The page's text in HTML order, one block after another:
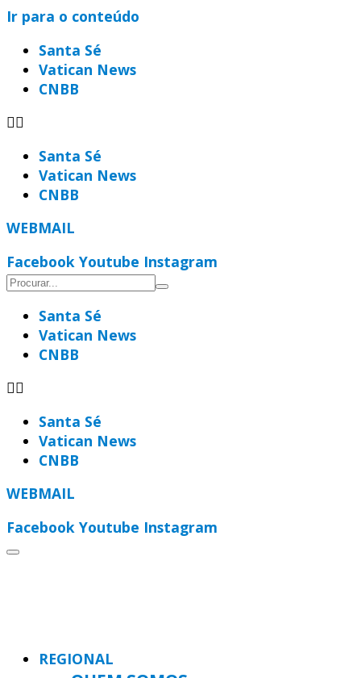
Ir para o conteúdo
Santa Sé
Vatican News
CNBB
Santa Sé
Vatican News
CNBB
WEBMAIL
Facebook Youtube Instagram
Santa Sé
Vatican News
CNBB
Santa Sé
Vatican News
CNBB
WEBMAIL
Facebook Youtube Instagram
REGIONAL